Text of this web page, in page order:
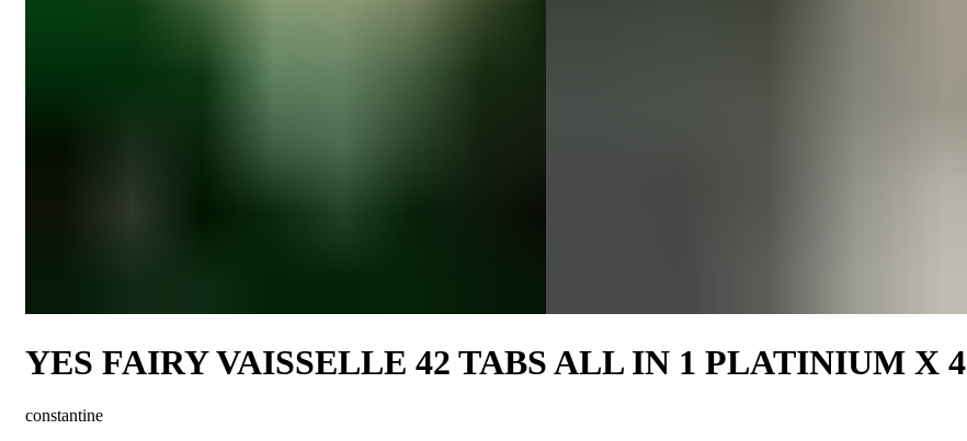
YES FAIRY VAISSELLE 42 TABS ALL IN 1 PLATINIUM X 4
constantine